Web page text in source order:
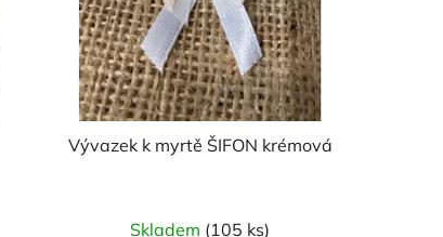
Vývazek k myrtě ŠIFON krémová
Skladem (105 ks)